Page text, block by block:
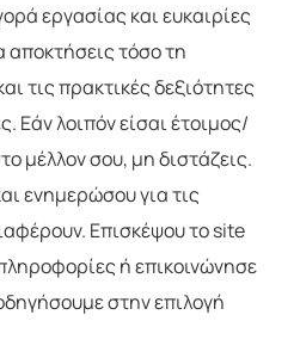
εργασίας και ευκαιρίες
τόσο τη
τις πρακτικές δεξιότητες
Εάν λοιπόν είσαι έτοιμος/
μέλλον σου, μη διστάζεις.
ενημερώσου για τις
Επισκέψου το site
ή επικοινώνησε
στην επιλογή